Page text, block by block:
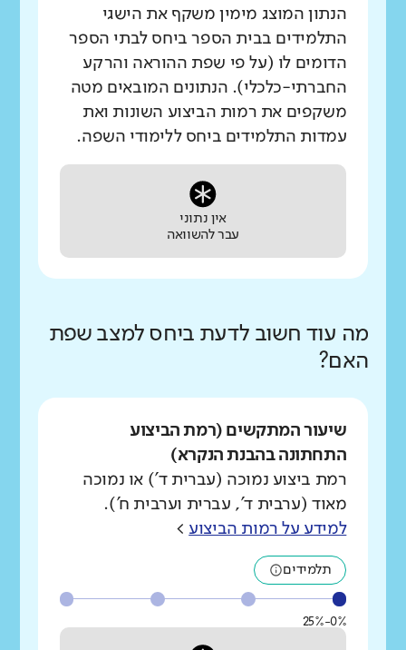
הנתון המוצג מימין משקף את הישגי
התלמידים בבית הספר ביחס לבתי הספר
הדומים לו (על פי שפת ההוראה והרקע
החברתי-כלכלי). הנתונים המובאים מטה
משקפים את רמות הביצוע השונות ואת
עמדות התלמידים ביחס ללימודי השפה.
אין נתוני
עבר להשוואה
מה עוד חשוב לדעת ביחס למצב שפת
האם?
שיעור המתקשים (רמת הביצוע
התחתונה בהבנת הנקרא)
רמת ביצוע נמוכה (עברית ד') או נמוכה
מאוד (ערבית ד', עברית וערבית ח').
למידע על רמות הביצוע >
תלמידים
0%-25%